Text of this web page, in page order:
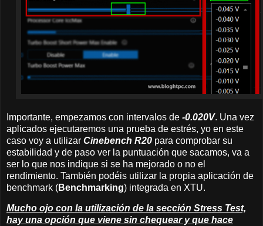
Importante, empezamos con intervalos de -0.020V. Una vez
aplicados ejecutaremos una prueba de estrés, yo en este
caso voy a utilizar Cinebench R20 para comprobar su
estabilidad y de paso ver la puntuación que sacamos, va a
ser lo que nos indique si se ha mejorado o no el
rendimiento. También podéis utilizar la propia aplicación de
benchmark (Benchmarking) integrada en XTU.
Mucho ojo con la utilización de la sección Stress Test,
hay una opción que viene sin chequear y que hace